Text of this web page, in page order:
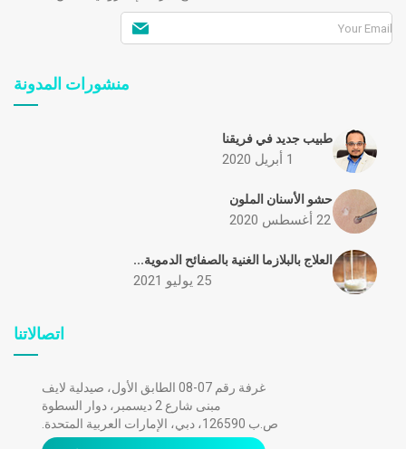
منشورات المدونة
طبيب جديد في فريقنا
1 أبريل 2020
حشو الأسنان الملون
22 أغسطس 2020
العلاج بالبلازما الغنية بالصفائح الدموية...
25 يوليو 2021
اتصالاتنا
غرفة رقم 07-08 الطابق الأول، صيدلية لايف
مبنى شارع 2 ديسمبر، دوار السطوة
ص.ب 126590، دبي، الإمارات العربية المتحدة.